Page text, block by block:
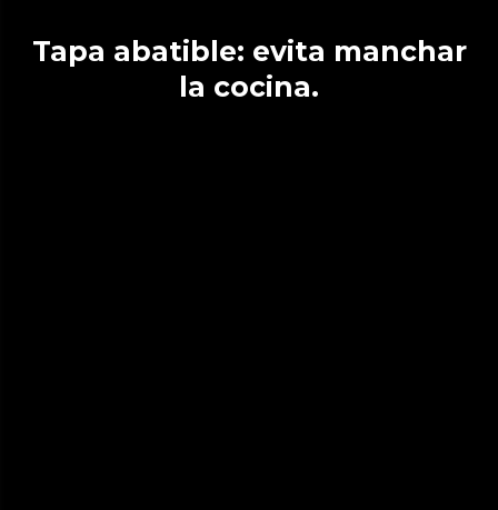
Tapa abatible: evita manchar
la cocina.